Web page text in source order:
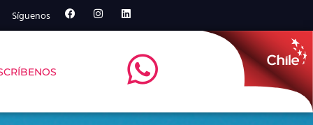
Síguenos